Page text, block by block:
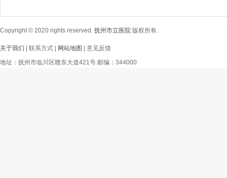
Copyright © 2020 rights reserved. 抚州市立医院 版权所有.
关于我们 | 联系方式 | 网站地图
| 意见反馈
地址：抚州市临川区赣东大道421号 邮编：344000